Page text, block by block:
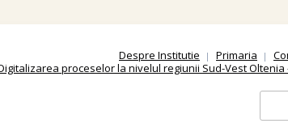
Despre Institutie Primaria
proceselor la nivelul regiunii Sud-Vest Oltenia
for: